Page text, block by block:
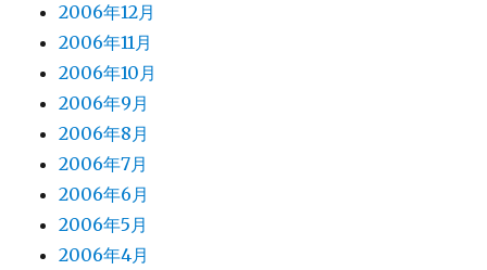
2006年12月
2006年11月
2006年10月
2006年9月
2006年8月
2006年7月
2006年6月
2006年5月
2006年4月